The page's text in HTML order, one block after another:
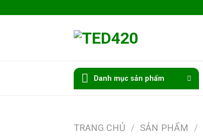
to
Danh mục sản phẩm
TRANG CHỦ / SẢN PHẨM /